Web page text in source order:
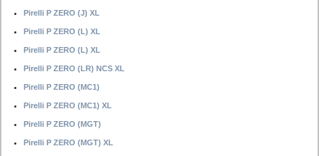
Pirelli P ZERO (J) XL
Pirelli P ZERO (L) XL
Pirelli P ZERO (L) XL
Pirelli P ZERO (LR) NCS XL
Pirelli P ZERO (MC1)
Pirelli P ZERO (MC1) XL
Pirelli P ZERO (MGT)
Pirelli P ZERO (MGT) XL